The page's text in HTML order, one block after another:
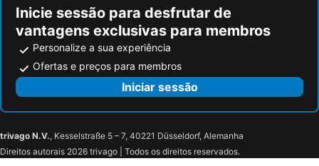
Inicie sessão para desfrutar de
vantagens exclusivas para membros
Personalize a sua experiência
Ofertas e preços para membros
Iniciar sessão
trivago N.V., Kesselstraße 5 – 7, 40221 Düsseldorf, Alemanha
Direitos autorais 2026 trivago | Todos os direitos reservados.